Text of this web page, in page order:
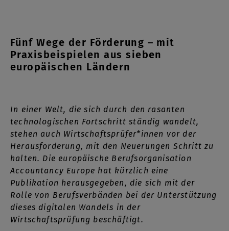
Fünf Wege der Förderung – mit
Praxisbeispielen aus sieben
europäischen Ländern
In einer Welt, die sich durch den rasanten
technologischen Fortschritt ständig wandelt,
stehen auch Wirtschaftsprüfer*innen vor der
Herausforderung, mit den Neuerungen Schritt zu
halten. Die europäische Berufsorganisation
Accountancy Europe hat kürzlich eine
Publikation herausgegeben, die sich mit der
Rolle von Berufsverbänden bei der Unterstützung
dieses digitalen Wandels in der
Wirtschaftsprüfung beschäftigt.